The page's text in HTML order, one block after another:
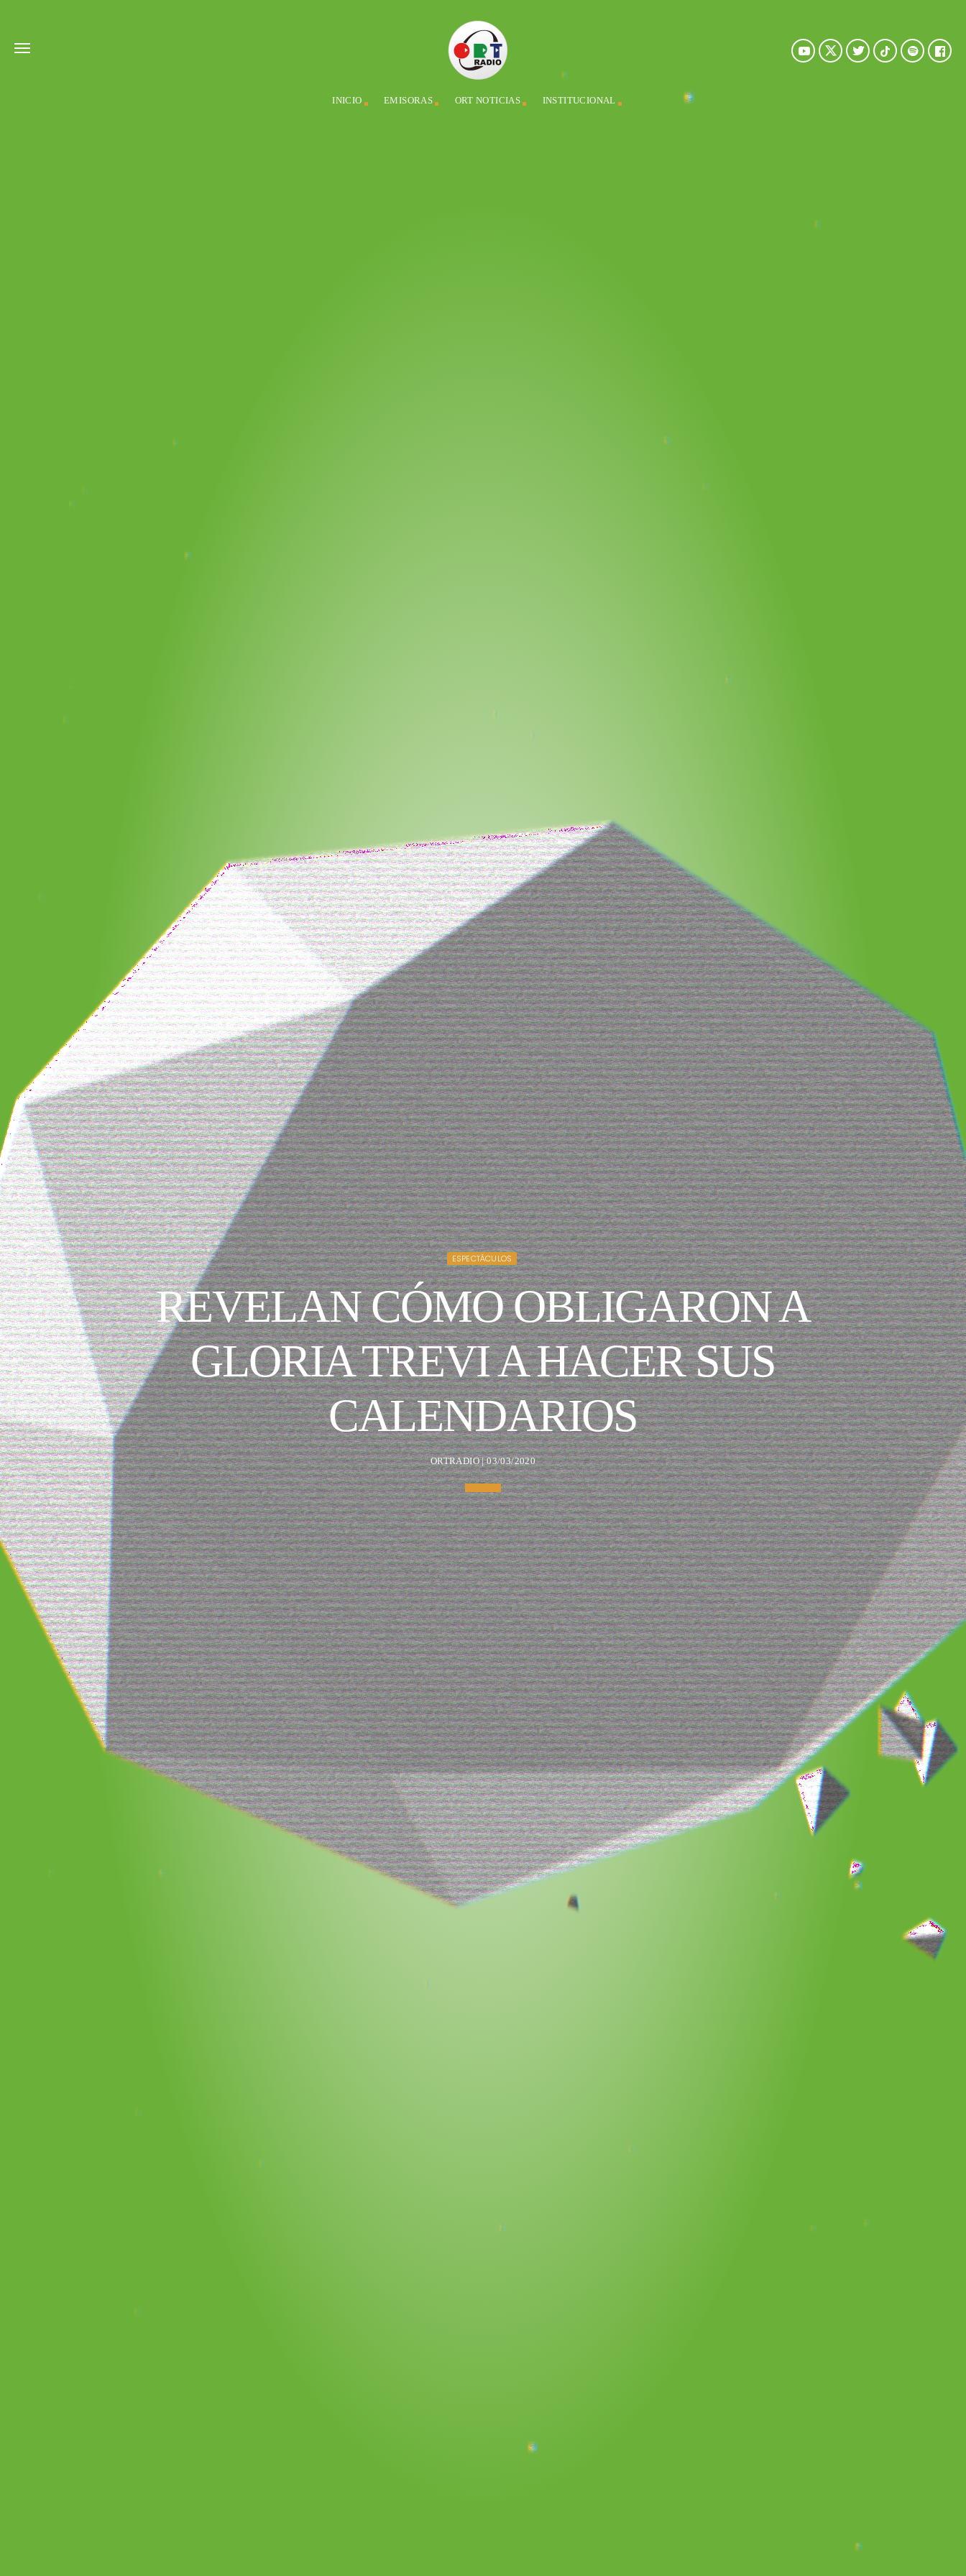
INICIO EMISORAS ORT NOTICIAS INSTITUCIONAL
ESPECTÁCULOS
REVELAN CÓMO OBLIGARON A
GLORIA TREVI A HACER SUS
CALENDARIOS
ORTRADIO | 03/03/2020